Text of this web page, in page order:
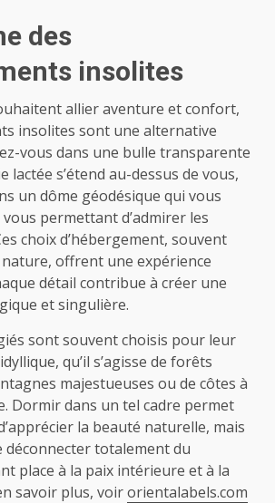
des
insolites
allier aventure et confort,
insolites sont une alternative
vous dans une bulle transparente
lactée s’étend au-dessus de vous,
un dôme géodésique qui vous
permettant d’admirer les
choix d’hébergement, souvent
offrent une expérience
détail contribue à créer une
et singulière.
sont souvent choisis pour leur
qu’il s’agisse de forêts
majestueuses ou de côtes à
Dormir dans un tel cadre permet
la beauté naturelle, mais
déconnecter totalement du
place à la paix intérieure et à la
savoir plus, voirorientalabels.com